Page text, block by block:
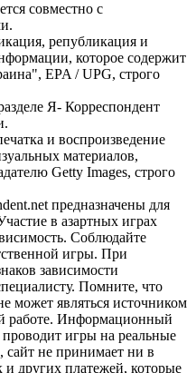
совместно с
републикация и
которое содержит
EPA / UPG, строго
Я- Корреспондент
и воспроизведение
материалов,
Getty Images, строго
предназначены для
в азартных играх
Соблюдайте
игры. При
зависимости
Помните, что
может являться источником
работе. Информационный
проводит игры на реальные
сайт не принимает ни в
и других платежей, которые